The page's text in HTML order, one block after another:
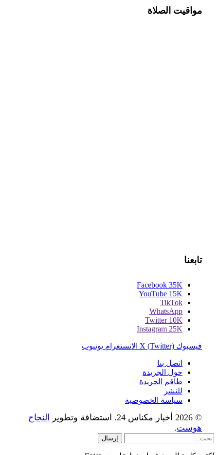
مواقيت الصلاة
تابعنا
Facebook 35K
YouTube 15K
TikTok
WhatsApp
Twitter 10K
Instagram 25K
فيسبوك X (Twitter) الانستغرام يوتيوب
اتصل بنا
حول الجريدة
طاقم الجريدة
للنشر
سياسة الخصوصية
© 2026 أخبار مكناس 24. استضافة وتطوير
النجاح
هوست.
إرسال